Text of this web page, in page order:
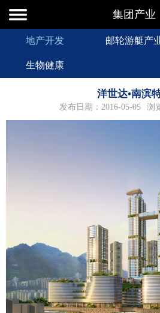
集团产业
地产开发 邮轮游艇产
生物健康
洋世达•南滨
发布日期：2016-05-05 浏